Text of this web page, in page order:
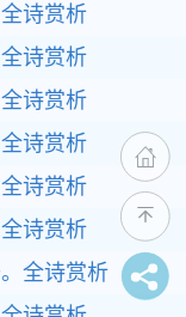
全诗赏析
全诗赏析
全诗赏析
全诗赏析
全诗赏析
全诗赏析
全诗赏析